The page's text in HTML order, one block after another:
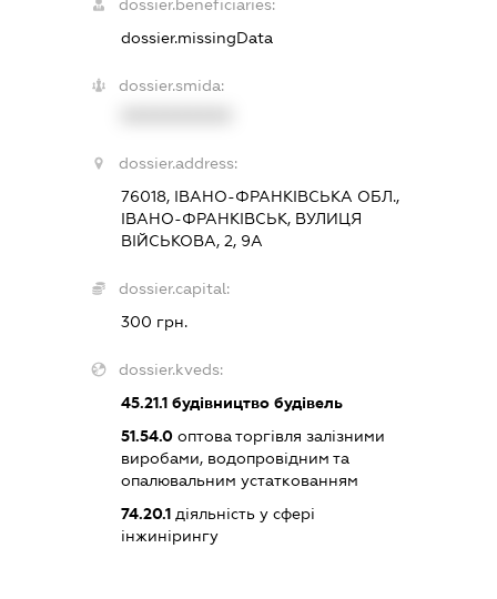
dossier.beneficiaries:
dossier.missingData
dossier.smida:
dossier.address:
76018, ІВАНО-ФРАНКІВСЬКА ОБЛ.,
ІВАНО-ФРАНКІВСЬК, ВУЛИЦЯ
ВІЙСЬКОВА, 2, 9А
dossier.capital:
300 грн.
dossier.kveds:
45.21.1 будівництво будівель
51.54.0 оптова торгівля залізними
виробами, водопровідним та
опалювальним устаткованням
74.20.1 діяльність у сфері
інжинірингу